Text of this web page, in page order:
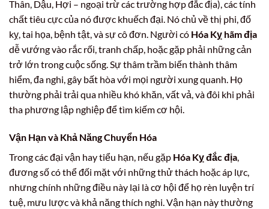
Thân, Dậu, Hợi – ngoại trừ các trường hợp đắc địa), các tính
chất tiêu cực của nó được khuếch đại. Nó chủ về thị phi, đố
kỵ, tai họa, bệnh tật, và sự cô đơn. Người có Hóa Kỵ hãm địa
dễ vướng vào rắc rối, tranh chấp, hoặc gặp phải những cản
trở lớn trong cuộc sống. Sự thâm trầm biến thành thâm
hiểm, đa nghi, gây bất hòa với mọi người xung quanh. Họ
thường phải trải qua nhiều khó khăn, vất vả, và đôi khi phải
tha phương lập nghiệp để tìm kiếm cơ hội.
Vận Hạn và Khả Năng Chuyển Hóa
Trong các đại vận hay tiểu hạn, nếu gặp Hóa Kỵ đắc địa,
đương số có thể đối mặt với những thử thách hoặc áp lực,
nhưng chính những điều này lại là cơ hội để họ rèn luyện trí
tuệ, mưu lược và khả năng thích nghi. Vận hạn này thường